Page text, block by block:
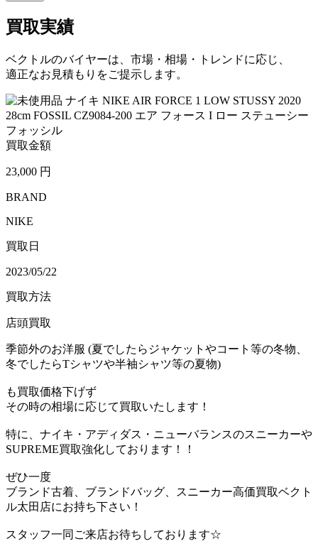
買取実績
ベクトルのバイヤーは、市場・相場・トレンドに応じ、
適正なお見積もりをご提示します。
買取金額
23,000 円
BRAND
NIKE
買取日
2023/05/22
買取方法
店頭買取
季節外のお洋服 (夏でしたらジャケットやコート等の冬物、
冬でしたらTシャツや半袖シャツ等の夏物)
も買取価格下げず
その時の相場に応じて買取いたします！
特に、ナイキ・アディダス・ニューバランスのスニーカーや
SUPREME買取強化しております！！
ぜひ一度
ブランド古着、ブランドバッグ、スニーカー高価買取ベクト
ル太田店にお持ち下さい！
スタッフ一同ご来店お待ちしております☆